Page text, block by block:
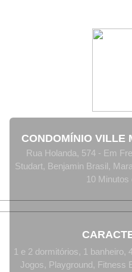
CONDOMÍNIO VILLE
Rua Holanda, 574 - Em
Studart, Benjamin Brasil,
10 Minutos
1 e 2 dormitórios, 1 banheiro,
Jogos, Playground, Fitness